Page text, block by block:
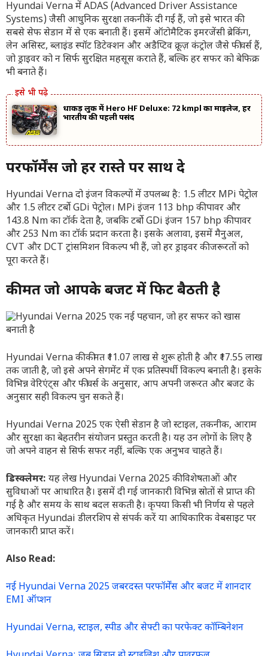
Hyundai Verna में ADAS (Advanced Driver Assistance
Systems) जैसी आधुनिक सुरक्षा तकनीकें दी गई हैं, जो इसे भारत की
सबसे सेफ सेडान में से एक बनाती हैं। इसमें ऑटोमैटिक इमरजेंसी ब्रेकिंग,
लेन असिस्ट, ब्लाइंड स्पॉट डिटेक्शन और अडैप्टिव क्रूज़ कंट्रोल जैसे फीचर्स हैं,
जो ड्राइवर को न सिर्फ सुरक्षित महसूस कराते हैं, बल्कि हर सफर को बेफिक्र
भी बनाते हैं।
धाकड़ लुक में Hero HF Deluxe: 72 kmpl का माइलेज, हर
भारतीय की पहली पसंद
परफॉर्मेंस जो हर रास्ते पर साथ दे
Hyundai Verna दो इंजन विकल्पों में उपलब्ध है: 1.5 लीटर MPi पेट्रोल
और 1.5 लीटर टर्बो GDi पेट्रोल। MPi इंजन 113 bhp की पावर और
143.8 Nm का टॉर्क देता है, जबकि टर्बो GDi इंजन 157 bhp की पावर
और 253 Nm का टॉर्क प्रदान करता है। इसके अलावा, इसमें मैनुअल,
CVT और DCT ट्रांसमिशन विकल्प भी हैं, जो हर ड्राइवर की जरूरतों को
पूरा करते हैं।
कीमत जो आपके बजट में फिट बैठती है
Hyundai Verna की कीमत ₹11.07 लाख से शुरू होती है और ₹17.55 लाख
तक जाती है, जो इसे अपने सेगमेंट में एक प्रतिस्पर्धी विकल्प बनाती है। इसके
विभिन्न वेरिएंट्स और फीचर्स के अनुसार, आप अपनी जरूरत और बजट के
अनुसार सही विकल्प चुन सकते हैं।
Hyundai Verna 2025 एक ऐसी सेडान है जो स्टाइल, तकनीक, आराम
और सुरक्षा का बेहतरीन संयोजन प्रस्तुत करती है। यह उन लोगों के लिए है
जो अपने वाहन से सिर्फ सफर नहीं, बल्कि एक अनुभव चाहते हैं।
डिस्क्लेमर: यह लेख Hyundai Verna 2025 की विशेषताओं और
सुविधाओं पर आधारित है। इसमें दी गई जानकारी विभिन्न स्रोतों से प्राप्त की
गई है और समय के साथ बदल सकती है। कृपया किसी भी निर्णय से पहले
अधिकृत Hyundai डीलरशिप से संपर्क करें या आधिकारिक वेबसाइट पर
जानकारी प्राप्त करें।
Also Read:
नई Hyundai Verna 2025 जबरदस्त परफॉर्मेंस और बजट में शानदार
EMI ऑप्शन
Hyundai Verna, स्टाइल, स्पीड और सेफ्टी का परफेक्ट कॉम्बिनेशन